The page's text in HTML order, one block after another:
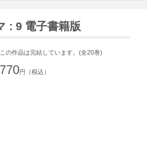
: 9 電子書籍版
この作品は完結しています。(全20巻)
770円（税込）